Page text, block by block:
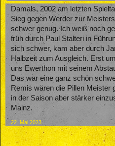
Damals, 2002 am letzten
Sieg gegen Werder zur
schwer genug. Ich weiß noch
früh durch Paul Stalteri in
sich schwer, kam aber durch
Halbzeit zum Ausgleich. Erst
uns Ewerthon mit seinem
Das war eine ganz schön
Remis wären die Pillen Meister
in der Saison aber stärker
Mainz.
22. Mai 2023